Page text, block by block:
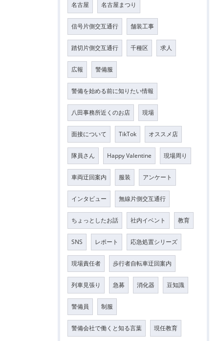
名古屋 名古屋まつり
信号片側交互通行 舗装工事
踏切片側交互通行 千種区 求人
広報 警備服
警備を始める前に知りたい情報
八田事務所近くのお店 現場
面接について TikTok オススメ店
隊員さん Happy Valentine 現場周り
車両迂回案内 服装 アンケート
インタビュー 無線片側交互通行
ちょっとしたお話 社内イベント 教育
SNS レポート 応急処置シリーズ
現場責任者 歩行者自転車迂回案内
列車見張り 急募 消化器 豆知識
警備員 制服
警備会社で働くと知る言葉 現任教育